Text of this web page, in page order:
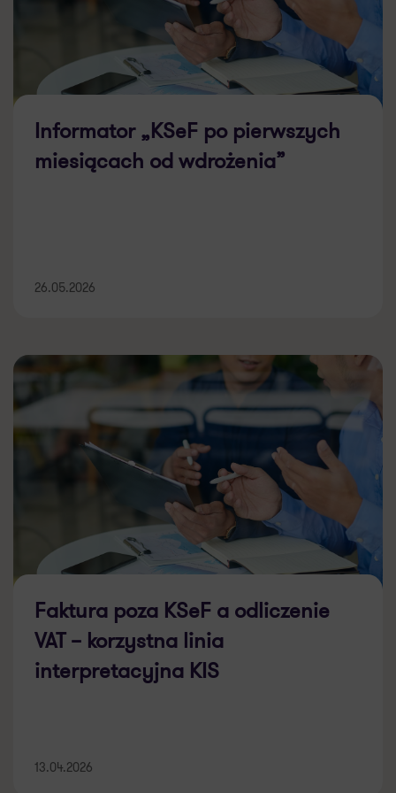
Informator „KSeF po pierwszych
miesiącach od wdrożenia”
26.05.2026
Faktura poza KSeF a odliczenie
VAT – korzystna linia
interpretacyjna KIS
13.04.2026